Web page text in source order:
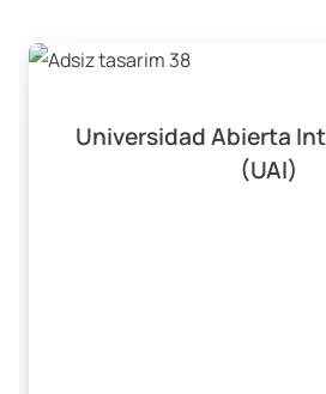
Universidad Abierta
(UAI)